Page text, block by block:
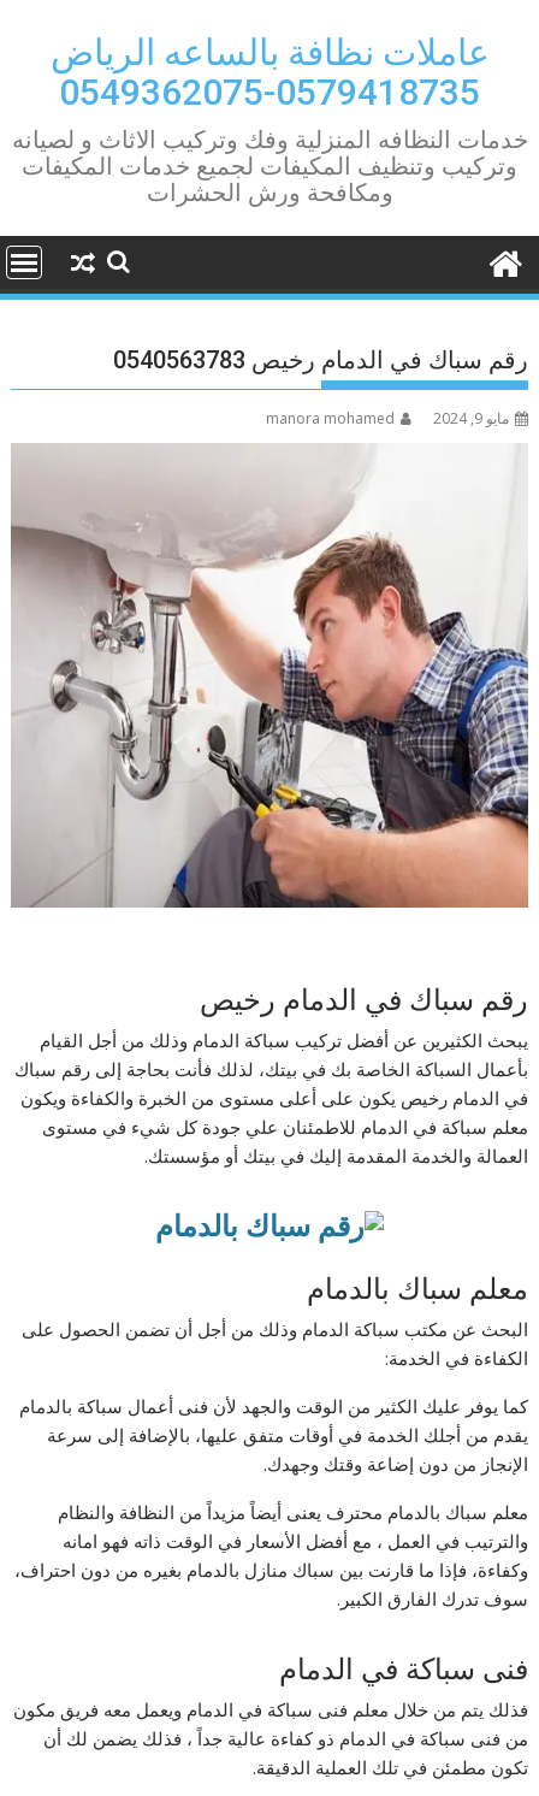
contentعاملات نظافة بالساعه الرياض
0579418735-0549362075
خدمات النظافه المنزلية وفك وتركيب الاثاث و لصيانه
وتركيب وتنظيف المكيفات لجميع خدمات المكيفات
ومكافحة ورش الحشرات
رقم سباك في الدمام رخيص 0540563783
مايو 9, 2024 manora mohamed
رقم سباك في الدمام رخيص
يبحث الكثيرين عن أفضل تركيب سباكة الدمام وذلك من أجل القيام
بأعمال السباكة الخاصة بك في بيتك، لذلك فأنت بحاجة إلى رقم سباك
في الدمام رخيص يكون على أعلى مستوى من الخبرة والكفاءة ويكون
معلم سباكة في الدمام للاطمئنان علي جودة كل شيء في مستوى
العمالة والخدمة المقدمة إليك في بيتك أو مؤسستك.
معلم سباك بالدمام
البحث عن مكتب سباكة الدمام وذلك من أجل أن تضمن الحصول على
الكفاءة في الخدمة:
كما يوفر عليك الكثير من الوقت والجهد لأن فنى أعمال سباكة بالدمام
يقدم من أجلك الخدمة في أوقات متفق عليها، بالإضافة إلى سرعة
الإنجاز من دون إضاعة وقتك وجهدك.
معلم سباك بالدمام محترف يعنى أيضاً مزيداً من النظافة والنظام
والترتيب في العمل ، مع أفضل الأسعار في الوقت ذاته فهو امانه
وكفاءة، فإذا ما قارنت بين سباك منازل بالدمام بغيره من دون احتراف،
سوف تدرك الفارق الكبير.
فنى سباكة في الدمام
فذلك يتم من خلال معلم فنى سباكة في الدمام ويعمل معه فريق مكون
من فنى سباكة في الدمام ذو كفاءة عالية جداً ، فذلك يضمن لك أن
تكون مطمئن في تلك العملية الدقيقة.